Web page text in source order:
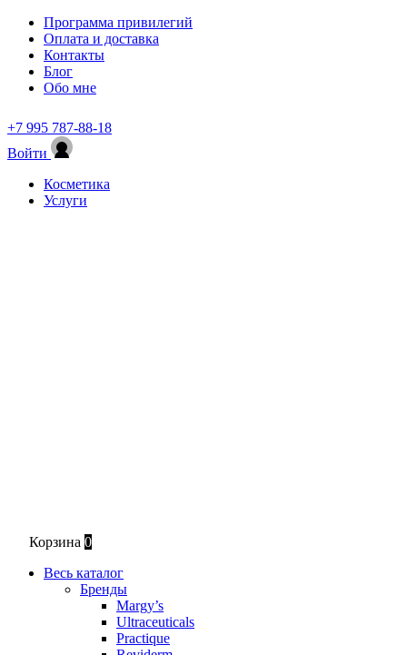
Программа привилегий
Оплата и доставка
Контакты
Блог
Обо мне
+7 995 787-88-18
Войти
Косметика
Услуги
Корзина 0
Весь каталог
Бренды
Margy’s
Ultraceuticals
Practique